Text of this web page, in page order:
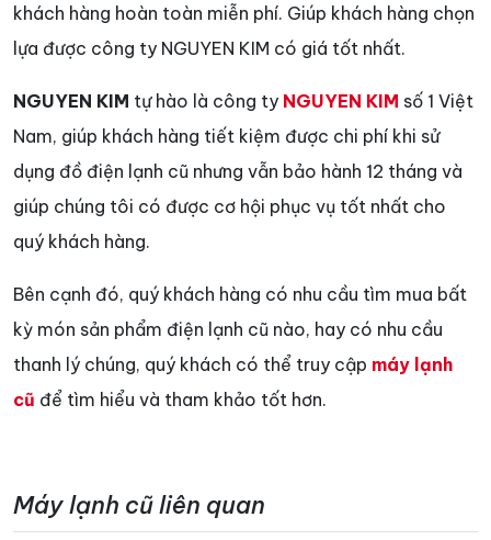
khách hàng hoàn toàn miễn phí. Giúp khách hàng chọn
lựa được công ty NGUYEN KIM có giá tốt nhất.
NGUYEN KIM tự hào là công ty NGUYEN KIM số 1 Việt
Nam, giúp khách hàng tiết kiệm được chi phí khi sử
dụng đồ điện lạnh cũ nhưng vẫn bảo hành 12 tháng và
giúp chúng tôi có được cơ hội phục vụ tốt nhất cho
quý khách hàng.
Bên cạnh đó, quý khách hàng có nhu cầu tìm mua bất
kỳ món sản phẩm điện lạnh cũ nào, hay có nhu cầu
thanh lý chúng, quý khách có thể truy cập máy lạnh
cũ để tìm hiểu và tham khảo tốt hơn.
Máy lạnh cũ liên quan